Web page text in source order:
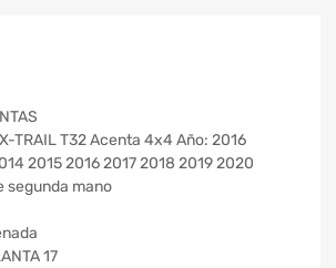
TRAIL T32 Acenta 4x4 Año: 2016
2015 2016 2017 2018 2019 2020
segunda mano
17